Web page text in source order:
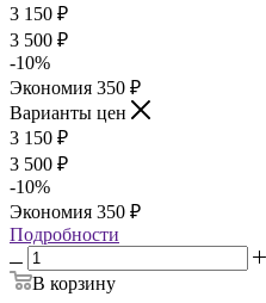
3 150 ₽
3 500 ₽
-10%
Экономия 350 ₽
Варианты цен
3 150 ₽
3 500 ₽
-10%
Экономия 350 ₽
Подробности
В корзину